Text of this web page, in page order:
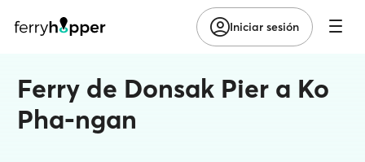
Iniciar sesión
Ferry de Donsak Pier a Ko
Pha-ngan